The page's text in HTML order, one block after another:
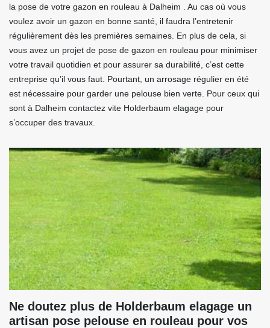
la pose de votre gazon en rouleau à Dalheim . Au cas où vous
voulez avoir un gazon en bonne santé, il faudra l’entretenir
régulièrement dès les premières semaines. En plus de cela, si
vous avez un projet de pose de gazon en rouleau pour minimiser
votre travail quotidien et pour assurer sa durabilité, c’est cette
entreprise qu’il vous faut. Pourtant, un arrosage régulier en été
est nécessaire pour garder une pelouse bien verte. Pour ceux qui
sont à Dalheim contactez vite Holderbaum elagage pour
s’occuper des travaux.
Ne doutez plus de Holderbaum elagage un
artisan pose pelouse en rouleau pour vos